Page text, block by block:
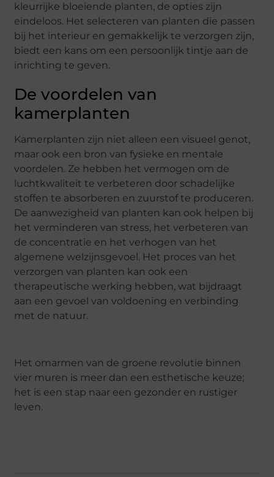
kleurrijke bloeiende planten, de opties zijn
eindeloos. Het selecteren van planten die passen
bij het interieur en gemakkelijk te verzorgen zijn,
biedt een kans om een persoonlijk tintje aan de
inrichting te geven.
De voordelen van
kamerplanten
Kamerplanten zijn niet alleen een visueel genot,
maar ook een bron van fysieke en mentale
voordelen. Ze hebben het vermogen om de
luchtkwaliteit te verbeteren door schadelijke
stoffen te absorberen en zuurstof te produceren.
De aanwezigheid van planten kan ook helpen bij
het verminderen van stress, het verbeteren van
de concentratie en het verhogen van het
algemene welzijnsgevoel. Het proces van het
verzorgen van planten kan ook een
therapeutische werking hebben, wat bijdraagt
aan een gevoel van voldoening en verbinding
met de natuur.
Het omarmen van de groene revolutie binnen
vier muren is meer dan een esthetische keuze;
het is een stap naar een gezonder en rustiger
leven.